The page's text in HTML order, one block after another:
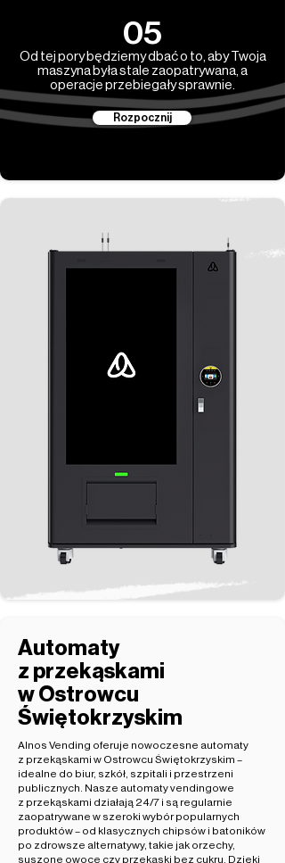
05
Od tej pory będziemy dbać o to, aby Twoja
maszyna była stale zaopatrywana, a
operacje przebiegały sprawnie.
Rozpocznij
Automaty
z przekąskami
w Ostrowcu
Świętokrzyskim
Alnos Vending oferuje nowoczesne automaty
z przekąskami w Ostrowcu Świętokrzyskim –
idealne do biur, szkół, szpitali i przestrzeni
publicznych. Nasze automaty vendingowe
z przekąskami działają 24/7 i są regularnie
zaopatrywane w szeroki wybór popularnych
produktów – od klasycznych chipsów i batoników
po zdrowsze alternatywy, takie jak orzechy,
suszone owoce czy przekąski bez cukru. Dzięki